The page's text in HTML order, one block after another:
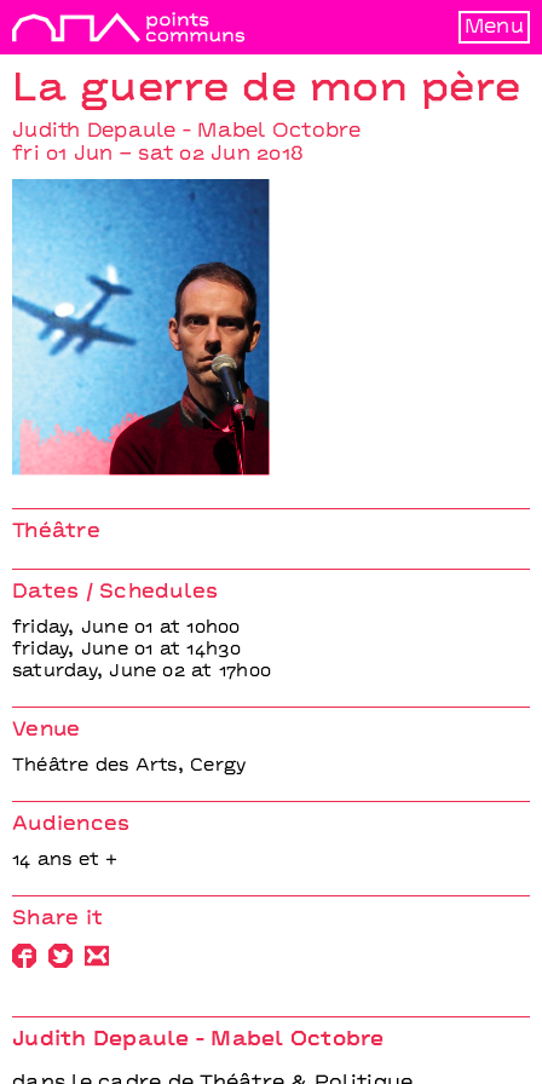
Menu
La guerre de mon père
Judith Depaule - Mabel Octobre
fri 01 Jun – sat 02 Jun 2018
La guerre de mon
père
Mabel Octobre
Judith Depaule - Mabel Octobre
Théâtre
Dates / Schedules
friday, June 01 at 10h00
friday, June 01 at 14h30
saturday, June 02 at 17h00
Venue
Théâtre des Arts, Cergy
Audiences
14 ans et +
Share it